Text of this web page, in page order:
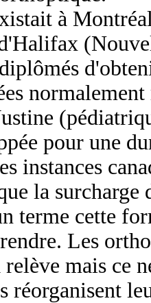
à
pour une
instances
la
terme cette
Les
mais ce
réorganisent